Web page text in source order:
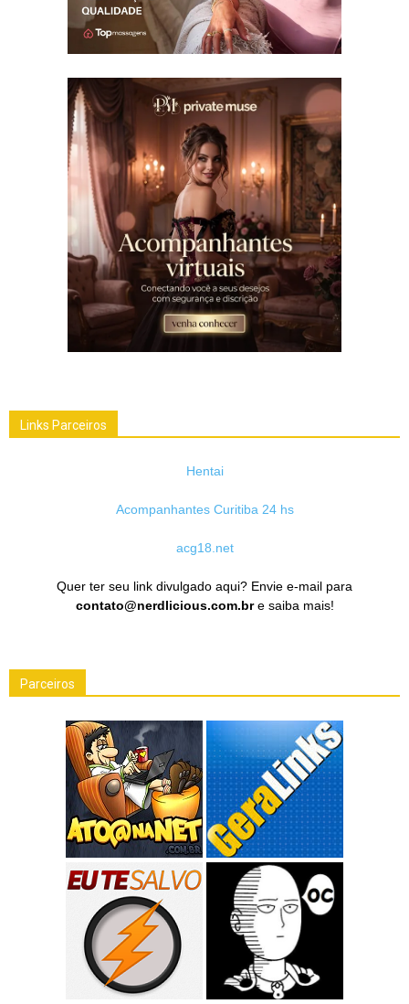
Links Parceiros
Hentai
Acompanhantes Curitiba 24 hs
acg18.net
Quer ter seu link divulgado aqui? Envie e-mail para
contato@nerdlicious.com.bre saiba mais!
Parceiros